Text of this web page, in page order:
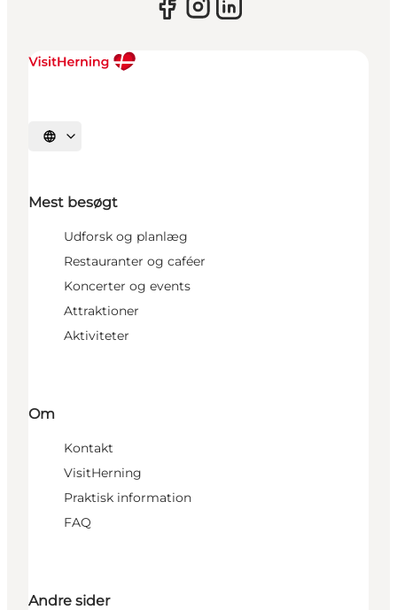
Vælg sprog
Mest besøgt
Udforsk og planlæg
Restauranter og caféer
Koncerter og events
Attraktioner
Aktiviteter
Om
Kontakt
VisitHerning
Praktisk information
FAQ
Andre sider